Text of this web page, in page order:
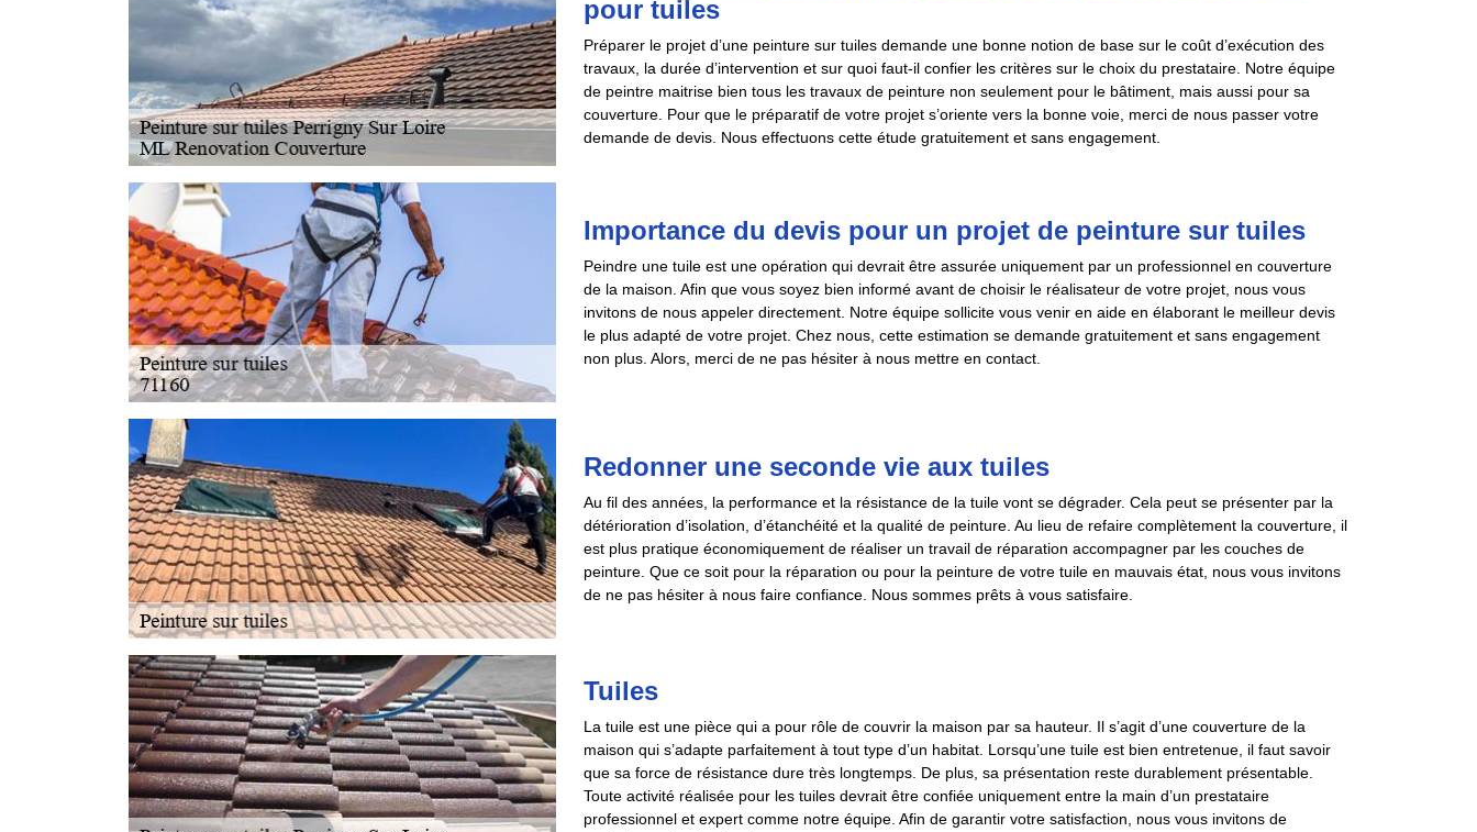
pour tuiles
Préparer le projet d’une peinture sur tuiles demande une bonne notion de base sur le coût d’exécution des
travaux, la durée d’intervention et sur quoi faut-il confier les critères sur le choix du prestataire. Notre équipe
de peintre maitrise bien tous les travaux de peinture non seulement pour le bâtiment, mais aussi pour sa
couverture. Pour que le préparatif de votre projet s’oriente vers la bonne voie, merci de nous passer votre
demande de devis. Nous effectuons cette étude gratuitement et sans engagement.
Importance du devis pour un projet de peinture sur tuiles
Peindre une tuile est une opération qui devrait être assurée uniquement par un professionnel en couverture
de la maison. Afin que vous soyez bien informé avant de choisir le réalisateur de votre projet, nous vous
invitons de nous appeler directement. Notre équipe sollicite vous venir en aide en élaborant le meilleur devis
le plus adapté de votre projet. Chez nous, cette estimation se demande gratuitement et sans engagement
non plus. Alors, merci de ne pas hésiter à nous mettre en contact.
Redonner une seconde vie aux tuiles
Au fil des années, la performance et la résistance de la tuile vont se dégrader. Cela peut se présenter par la
détérioration d’isolation, d’étanchéité et la qualité de peinture. Au lieu de refaire complètement la couverture, il
est plus pratique économiquement de réaliser un travail de réparation accompagner par les couches de
peinture. Que ce soit pour la réparation ou pour la peinture de votre tuile en mauvais état, nous vous invitons
de ne pas hésiter à nous faire confiance. Nous sommes prêts à vous satisfaire.
Tuiles
La tuile est une pièce qui a pour rôle de couvrir la maison par sa hauteur. Il s’agit d’une couverture de la
maison qui s’adapte parfaitement à tout type d’un habitat. Lorsqu’une tuile est bien entretenue, il faut savoir
que sa force de résistance dure très longtemps. De plus, sa présentation reste durablement présentable.
Toute activité réalisée pour les tuiles devrait être confiée uniquement entre la main d’un prestataire
professionnel et expert comme notre équipe. Afin de garantir votre satisfaction, nous vous invitons de